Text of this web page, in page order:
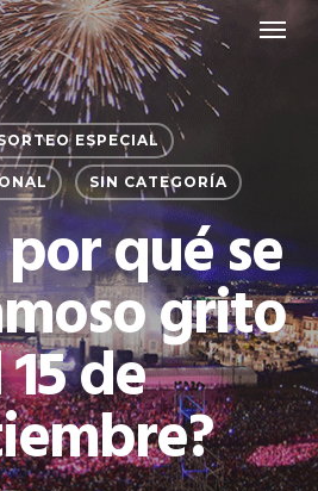
Menu
ESPECIAL
SIN CATEGORÍA
qué se
grito
de